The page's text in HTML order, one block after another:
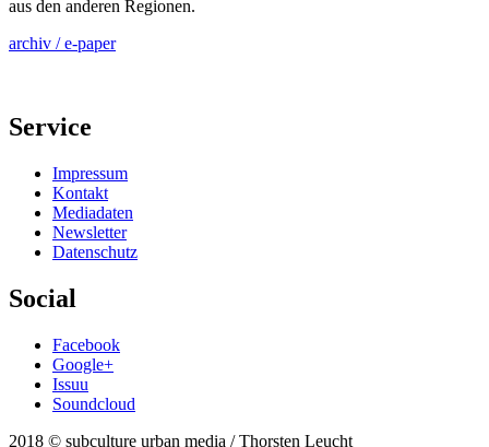
aus den anderen Regionen.
archiv / e-paper
Service
Impressum
Kontakt
Mediadaten
Newsletter
Datenschutz
Social
Facebook
Google+
Issuu
Soundcloud
2018 © subculture urban media / Thorsten Leucht